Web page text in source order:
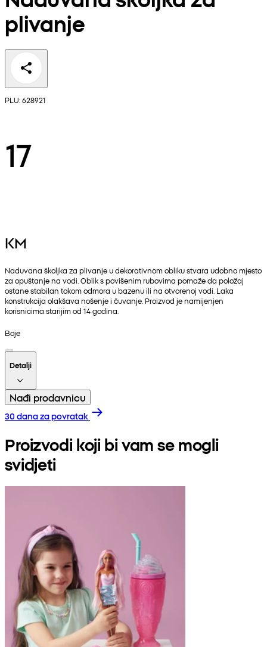
plivanje
PLU: 628921
17
KM
Naduvana školjka za plivanje u dekorativnom obliku stvara udobno mjesto
za opuštanje na vodi. Oblik s povišenim rubovima pomaže da položaj
ostane stabilan tokom odmora u bazenu ili na otvorenoj vodi. Laka
konstrukcija olakšava nošenje i čuvanje. Proizvod je namijenjen
korisnicima starijim od 14 godina.
Boje
Detalji
Nađi prodavnicu
30 dana za povratak
Proizvodi koji bi vam se mogli
svidjeti